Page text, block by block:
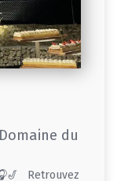
du
Retrouvez